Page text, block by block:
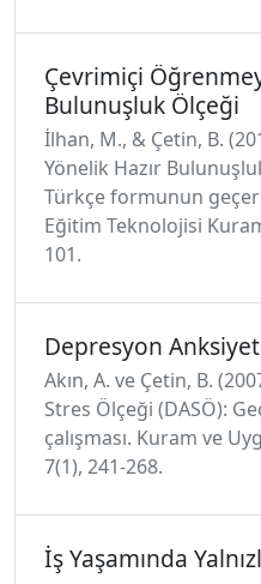
Çevrimiçi
Bulunuşluk Ölçeği
İlhan, M., & Çetin, B.
Yönelik Hazır
Türkçe formunun
Eğitim Teknolojisi
101.
Depresyon
Akın, A. ve Çetin, B.
Stres Ölçeği (DASÖ):
çalışması. Kuram ve
7(1), 241-268.
İş Yaşamında